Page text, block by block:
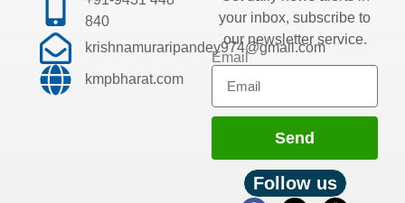
840
krishnamuraripandey974@gmail.com
kmpbharat.com
your inbox, subscribe to
our newsletter service.
Email
Send
Follow us